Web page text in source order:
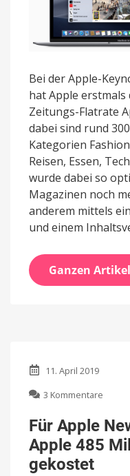
Bei der Apple-
hat Apple
Zeitungs-Flatrate
dabei sind rund
Kategorien
Reisen, Essen,
wurde dabei so
Magazinen noch
anderem mittels
und einem
Ganzen
11. April 2019
3 Kommentare
Apple
Texture
Für Apple
Apple 485
gekostet